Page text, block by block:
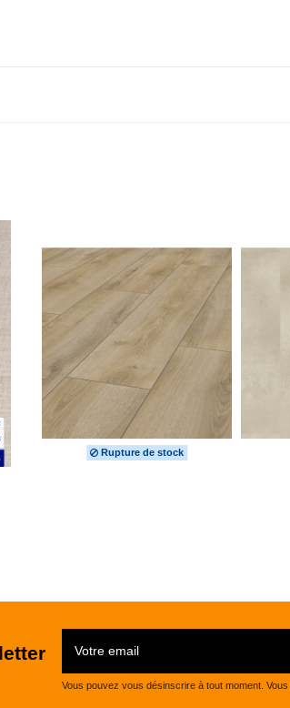
Rupture de stock
Vous pouvez vous désinscrire à tout moment.